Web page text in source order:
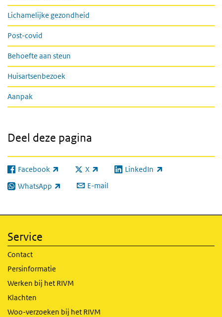
Lichamelijke gezondheid
Post-covid
Behoefte aan steun
Huisartsenbezoek
Aanpak
Deel deze pagina
Facebook
(externe link) X
(externe link) LinkedIn
(externe link)
WhatsApp
(externe link) E-mail
Service
Contact
Persinformatie
Werken bij het RIVM
Klachten
Woo-verzoeken bij het RIVM